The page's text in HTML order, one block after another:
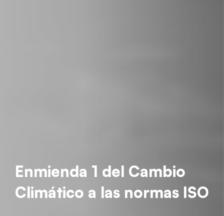
Enmienda 1 del Cambio
Climático a las normas ISO